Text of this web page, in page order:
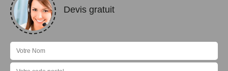
Devis gratuit